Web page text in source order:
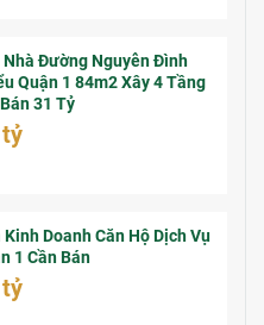
Nhà Đường Nguyễn Đình
Quận 1 84m2 Xây 4 Tầng
31 Tỷ
Kinh Doanh Căn Hộ Dịch Vụ
1 Cần Bán